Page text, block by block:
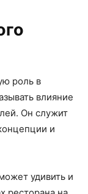
роль в
влияние
Он служит
и
удивить и